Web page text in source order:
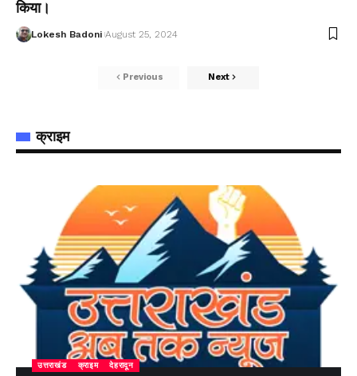
किया।
Lokesh Badoni August 25, 2024
Previous Next
क्राइम
उत्तराखंड क्राइम देहरादून